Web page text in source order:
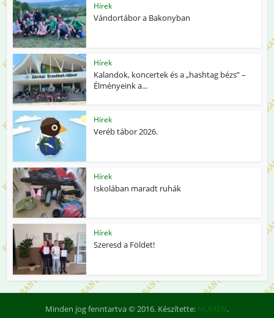
Hírek
Vándortábor a Bakonyban
Hírek
Kalandok, koncertek és a „hashtag bézs” –
Élményeink a...
Hírek
Veréb tábor 2026.
Hírek
Iskolában maradt ruhák
Hírek
Szeresd a Földet!
Minden jog fenntartva © 2016. Készítette: NUMEN.